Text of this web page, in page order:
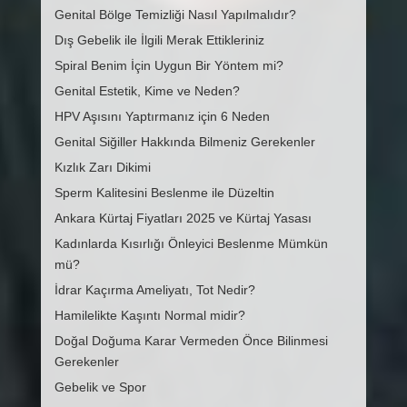
Genital Bölge Temizliği Nasıl Yapılmalıdır?
Dış Gebelik ile İlgili Merak Ettikleriniz
Spiral Benim İçin Uygun Bir Yöntem mi?
Genital Estetik, Kime ve Neden?
HPV Aşısını Yaptırmanız için 6 Neden
Genital Siğiller Hakkında Bilmeniz Gerekenler
Kızlık Zarı Dikimi
Sperm Kalitesini Beslenme ile Düzeltin
Ankara Kürtaj Fiyatları 2025 ve Kürtaj Yasası
Kadınlarda Kısırlığı Önleyici Beslenme Mümkün
mü?
İdrar Kaçırma Ameliyatı, Tot Nedir?
Hamilelikte Kaşıntı Normal midir?
Doğal Doğuma Karar Vermeden Önce Bilinmesi
Gerekenler
Gebelik ve Spor